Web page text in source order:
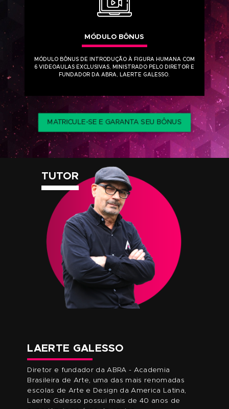
ACESSO AO CURSO
VITALÍCIO
CONTEÚDO EXCLUSIVO
Se matriculando neste curso você ganhará os
seguintes conteúdos bônus:
MÓDULO BÔNUS
MÓDULO BÔNUS DEINTRODUÇÃO À FIGURA HUMANA COM
6 VIDEOAULAS EXCLUSIVAS, MINISTRADO PELO DIRETOR E